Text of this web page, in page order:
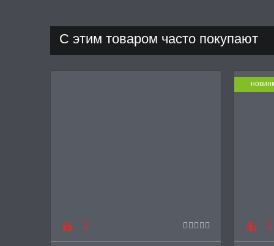
С этим товаром часто покупают